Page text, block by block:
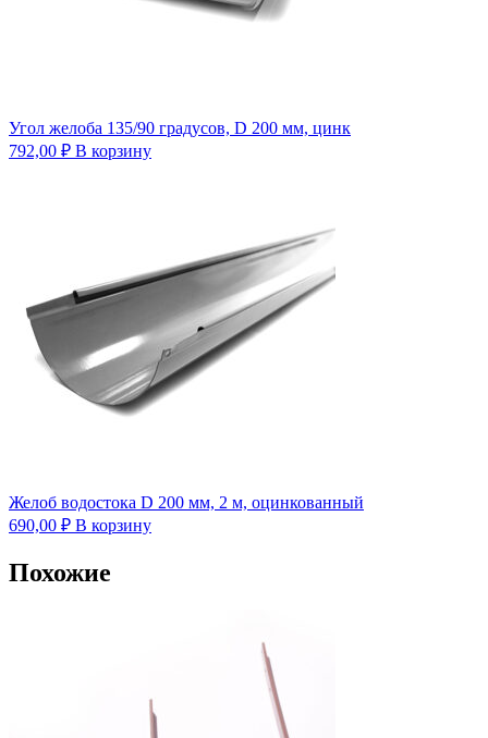
Угол желоба 135/90 градусов, D 200 мм, цинк
792,00 ₽ В корзину
Желоб водостока D 200 мм, 2 м, оцинкованный
690,00 ₽ В корзину
Похожие